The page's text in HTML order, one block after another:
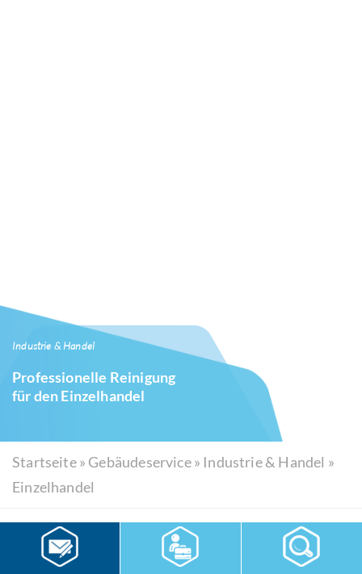
Industrie & Handel
Professionelle Reinigung
für den Einzelhandel
Startseite» Gebäudeservice» Industrie & Handel »
Einzelhandel
Professionelle Reinigung für